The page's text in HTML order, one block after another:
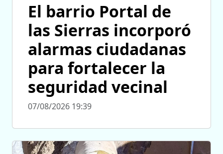
El barrio Portal de
las Sierras incorporó
alarmas ciudadanas
para fortalecer la
seguridad vecinal
07/08/2026 19:39